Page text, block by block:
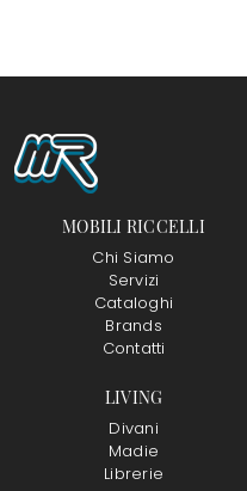
MOBILI RICCELLI
Chi Siamo
Servizi
Cataloghi
Brands
Contatti
LIVING
Divani
Madie
Librerie